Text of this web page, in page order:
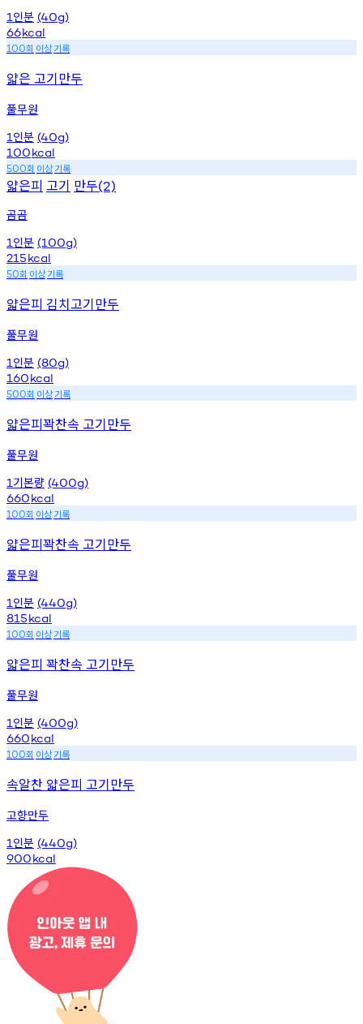
1 인분 (40g)
66kcal
100회 이상기록
얇은 고기만두
풀무원
1 인분 (40g)
100kcal
500회 이상기록
얇은피 고기 만두(2)
곰곰
1 인분 (100g)
215kcal
50회 이상기록
얇은피 김치고기만두
풀무원
1 인분 (80g)
160kcal
500회 이상기록
얇은피꽉찬속 고기만두
풀무원
1 기본량 (400g)
660kcal
100회 이상기록
얇은피꽉찬속 고기만두
풀무원
1 인분 (440g)
815kcal
100회 이상기록
얇은피 꽉찬속 고기만두
풀무원
1 인분 (400g)
660kcal
100회 이상기록
속알찬 얇은피 고기만두
고향만두
1 인분 (440g)
900kcal